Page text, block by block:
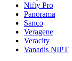
Nifty Pro
Panorama
Sanco
Veragene
Veracity
Vanadis NIPT